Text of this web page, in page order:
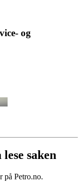
og
saken
på Petro.no.